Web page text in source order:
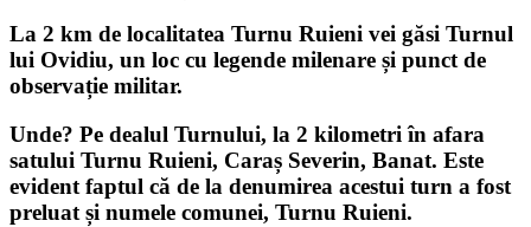
La 2 km de localitatea Turnu Ruieni vei găsi Turnul
lui Ovidiu, un loc cu legende milenare și punct de
observație militar.
Unde? Pe dealul Turnului, la 2 kilometri în afara
satului Turnu Ruieni, Caraș Severin, Banat. Este
evident faptul că de la denumirea acestui turn a fost
preluat și numele comunei, Turnu Ruieni.